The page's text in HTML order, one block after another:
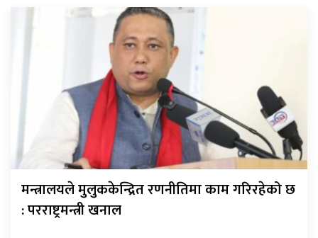
मन्त्रालयले मुलुककेन्द्रित रणनीतिमा काम गरिरहेको छ
: परराष्ट्रमन्त्री खनाल